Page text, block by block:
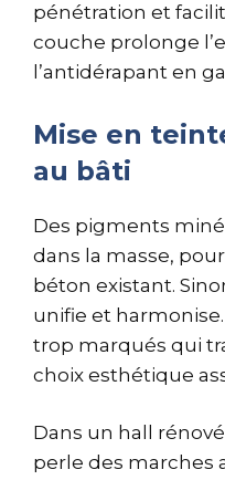
pénétration et
couche prolonge
l’antidérapant en
Mise en
au bâti
Des pigments
dans la masse,
béton existant.
unifie et
trop marqués qui
choix esthétique
Dans un hall
perle des marches